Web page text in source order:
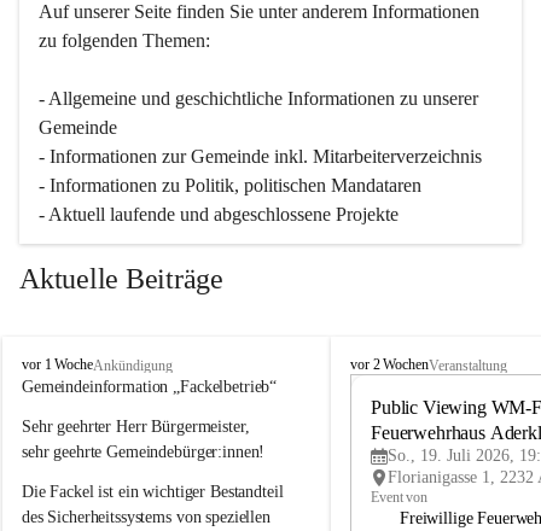
Auf unserer Seite finden Sie un­ter an­de­rem Informationen
zu folgenden Themen:
- Allgemeine und geschichtliche Informationen zu unserer
Gemeinde
- Informationen zur Gemeinde inkl. Mitarbeiterverzeichnis
- Informationen zu Politik, politischen Mandataren
- Aktuell laufende und abgeschlossene Projekte
Aktuelle Beiträge
A
d
r
k
a
a
vor 1 WocheAnkündigung
Gemeindeinformation „Fackelbetrieb“
Sehr geehrter Herr Bürgermeister,
sehr geehrte Gemeindebürger:innen!
Die Fackel ist ein wichtiger Bestandteil
des Sicherheitssystems von speziellen
A
vor 2 WochenVeranstaltung
Public Viewing WM-
Feuerwehrhaus
So., 19. Juli 2026,
Event von
Freiwillige